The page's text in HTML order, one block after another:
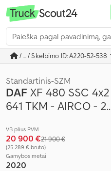
/ ... / Skelbimo ID: A220-52-538
Standartinis-SZM
DAF XF 480 SSC
641 TKM - AIRCO -
VB plius PVM
20 900 €21 900 €
(25 289 € bruto)
Gamybos metai
2020